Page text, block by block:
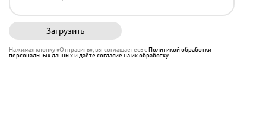
Загрузить
Нажимая кнопку «Отправить», вы соглашаетесь сПолитикой обработки
персональных данныхи даёте согласие на их обработку